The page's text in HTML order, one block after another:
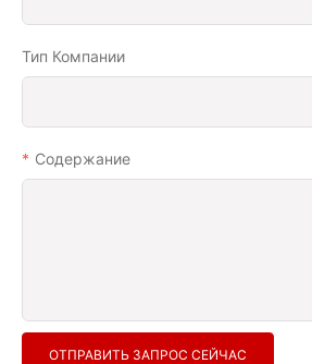
Тип Компании
Содержание
ОТПРАВИТЬ ЗАПРОС СЕЙЧАС